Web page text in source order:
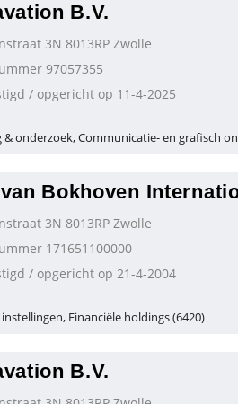
B.V.
3N 8013RP Zwolle
97057355
/ opgericht op 11-4-2025
& onderzoek, Communicatie- en grafisch
Bokhoven
3N 8013RP Zwolle
171651100000
/ opgericht op 21-4-2004
Financiële holdings (6420)
B.V.